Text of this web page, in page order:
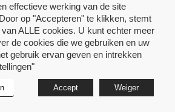
effectieve werking van de site
op "Accepteren" te klikken, stemt
ALLE cookies. U kunt echter meer
de cookies die we gebruiken en uw
gebruik ervan geven en intrekken
Accept Weiger